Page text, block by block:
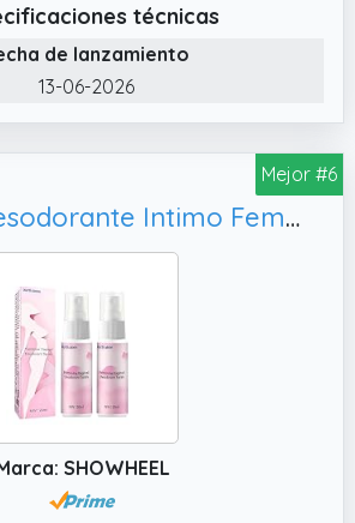
Hombres que sufren de
olor o irritación en la zona
práctica para el día a
eficazmente el sudor y
neutraliza el mal olor y mantiene
fresca y seca durante todo el
técnicas
de lanzamiento
13-06-2026
Mejor #6
2 Piezas Desodorante Intimo Femenino, para Aliviar El Olor y El Picor
SHOWHEEL